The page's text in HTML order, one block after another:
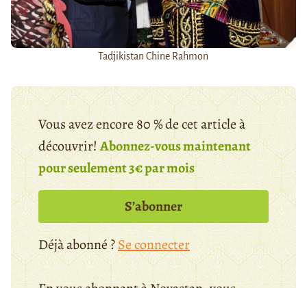
Tadjikistan Chine Rahmon
Vous avez encore 80 % de cet article à
découvrir!Abonnez-vous maintenant
pour seulement 3€ par mois
S’abonner
Déjà abonné ?Se connecter